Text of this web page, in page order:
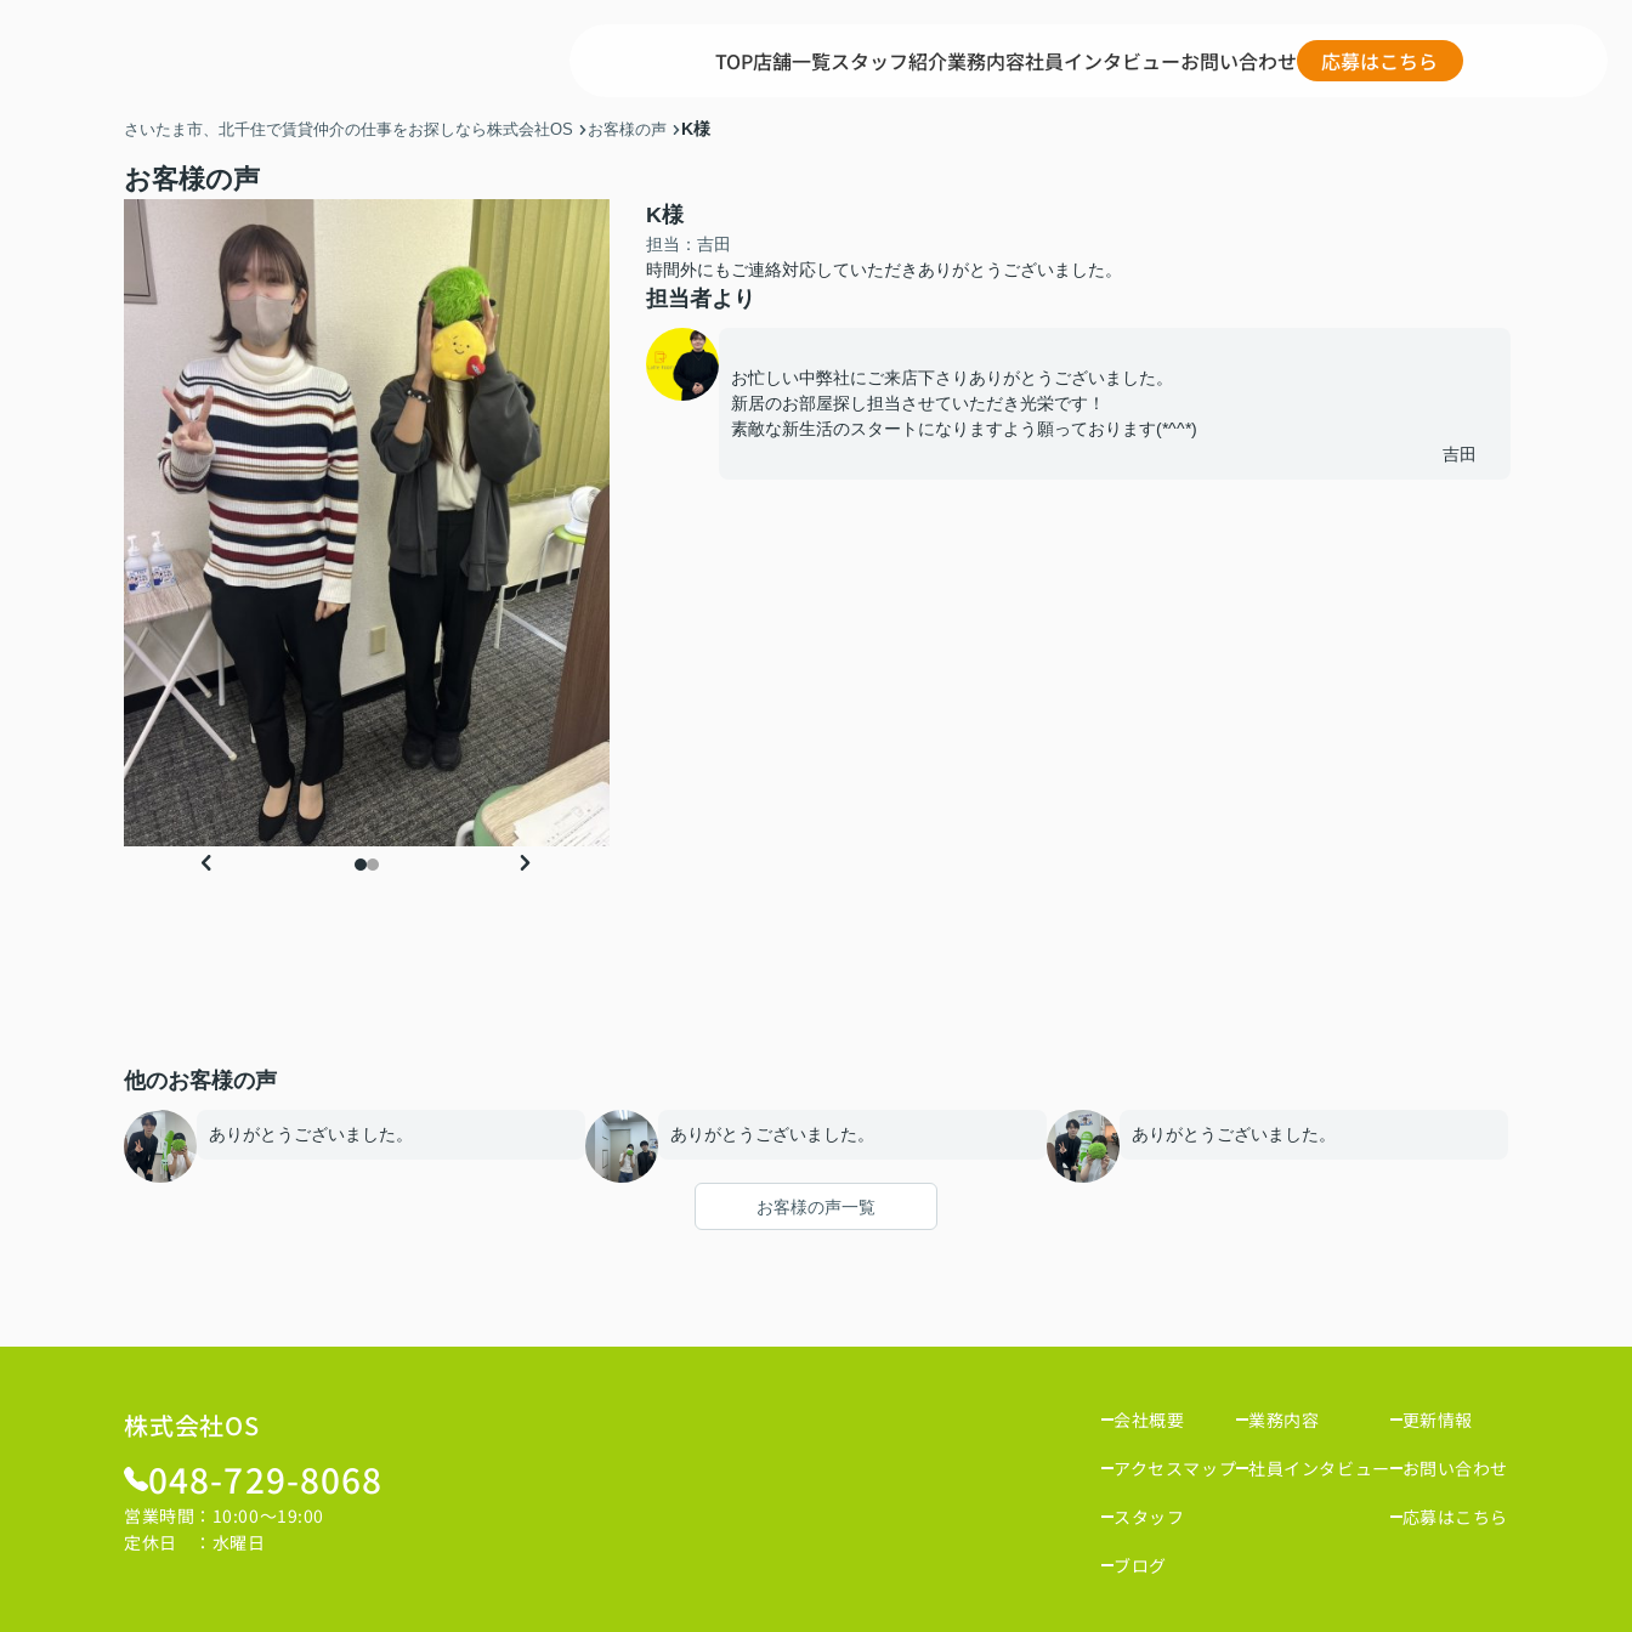
TOP店舗一覧スタッフ紹介業務内容社員インタビューお問い合わせ 応募はこちら
さいたま市、北千住で賃貸仲介の仕事をお探しなら株式会社OS お客様の声 K様
お客様の声
K様
担当：吉田
時間外にもご連絡対応していただきありがとうございました。
担当者より
お忙しい中弊社にご来店下さりありがとうございました。
新居のお部屋探し担当させていただき光栄です！
素敵な新生活のスタートになりますよう願っております(*^^*)
吉田
他のお客様の声
ありがとうございました。 ありがとうございました。 ありがとうございました。
お客様の声一覧
株式会社OS
048-729-8068
営業時間：10:00～19:00
定休日 ：水曜日
会社概要
アクセスマップ
スタッフ
ブログ
業務内容
社員インタビュー
更新情報
お問い合わせ
応募はこちら